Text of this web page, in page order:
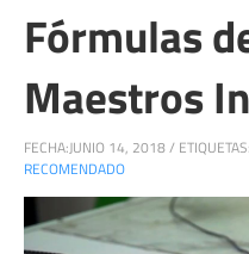
Fórmulas
Maestros
FECHA:JUNIO 14, 2018/ ETIQUETAS:
RECOMENDADO